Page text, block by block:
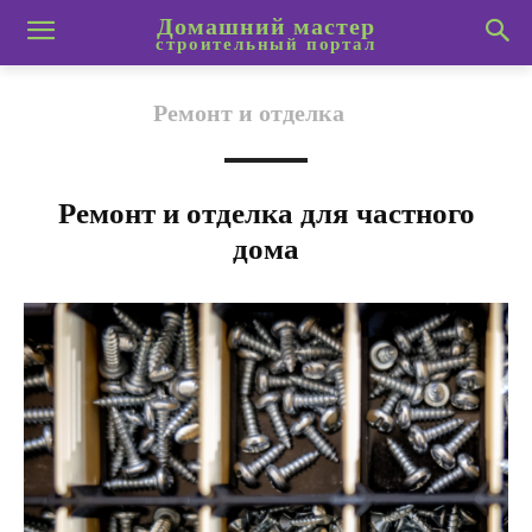
Домашний мастер
строительный портал
Ремонт и отделка
Ремонт и отделка для частного
дома